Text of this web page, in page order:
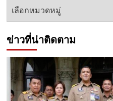
หัวข้อ
ข่าวที่น่าติดตาม